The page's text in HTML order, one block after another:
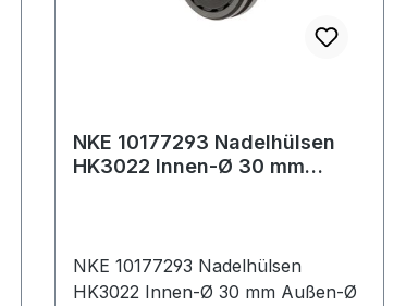
NKE 10177293 Nadelhülsen
HK3022 Innen-Ø 30 mm
NKE 10177293 Nadelhülsen
HK3022 Innen-Ø 30 mm Außen-Ø